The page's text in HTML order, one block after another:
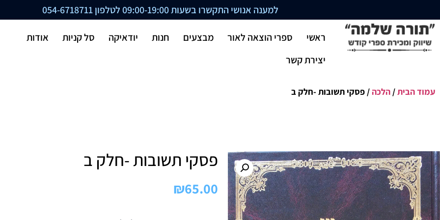
למענה אנושי התקשרו בשעות 09:00-19:00 לטלפון 054-6718711
ראשי ספרי הוצאה לאור מבצעים חנות יודאיקה סל קניות
אודות
יצירת קשר
עמוד הבית/ הלכה/ פסקי תשובות -חלק ב
פסקי תשובות -חלק ב
₪65.00